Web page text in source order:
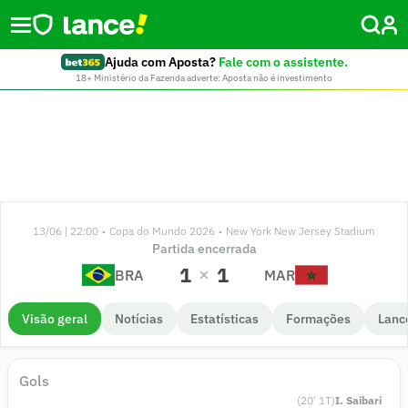
Ajuda com Aposta? Fale com o assistente.
18+ Ministério da Fazenda adverte: Aposta não é investimento
13/06 | 22:00 • Copa do Mundo 2026 • New York New Jersey Stadium
Partida encerrada
BRA 1 1 MAR
Visão geral Notícias Estatísticas Formações
Gols
(20' 1T)I. Saibari